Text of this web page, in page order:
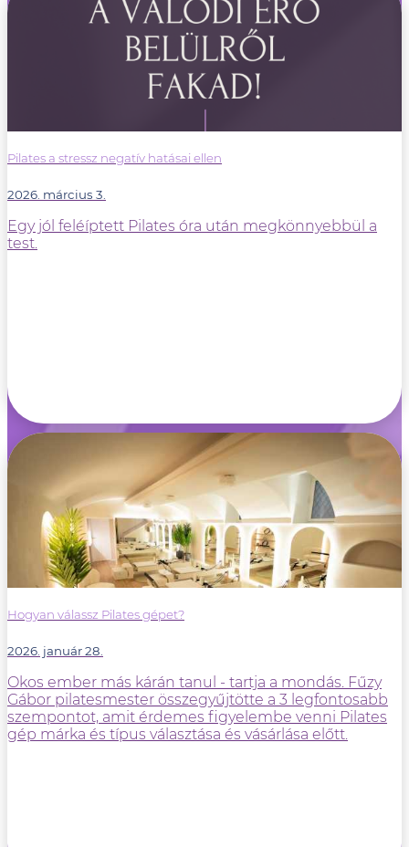
Pilates a stressz negatív hatásai ellen
2026. március 3.
Egy jól feléíptett Pilates óra után megkönnyebbül a
test.
Hogyan válassz Pilates gépet?
2026. január 28.
Okos ember más kárán tanul - tartja a mondás. Fűzy
Gábor pilatesmester összegyűjtötte a 3 legfontosabb
szempontot, amit érdemes figyelembe venni Pilates
gép márka és típus választása és vásárlása előtt.